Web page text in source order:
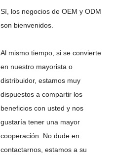
Sí, los negocios de OEM y ODM
son bienvenidos.
Al mismo tiempo, si se convierte
en nuestro mayorista o
distribuidor, estamos muy
dispuestos a compartir los
beneficios con usted y nos
gustaría tener una mayor
cooperación. No dude en
contactarnos, estamos a su